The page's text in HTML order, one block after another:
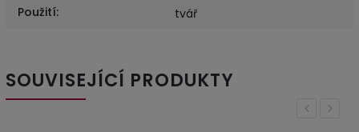
Použití: tvář
SOUVISEJÍCÍ PRODUKTY
Previous
Next